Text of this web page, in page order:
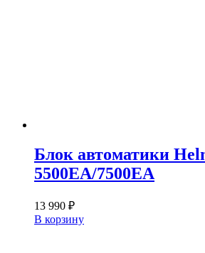
Блок автоматики
5500EA/7500EA
13 990 ₽
В корзину